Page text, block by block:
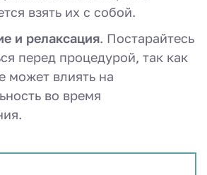
взять их с собой.
и релаксация. Постарайтесь
перед процедурой, так как
может влиять на
во время